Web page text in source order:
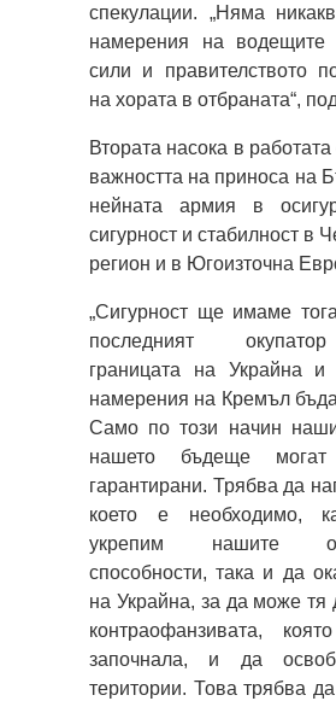
спекулации. „Няма
намерения на водещите
сили и правителството
на хората в отбраната“,
Втората насока в
важността на приноса на
нейната армия в
сигурност и стабилност в
регион и в Югоизточна
„Сигурност ще имаме
последният
границата на Украйна и
намерения на Кремъл
Само по този начин
нашето бъдеще
гарантирани. Трябва да
което е необходимо,
укрепим нашите
способности, така и да
на Украйна, за да може тя
контраофанзивата,
започнала, и да
територии. Това трябва